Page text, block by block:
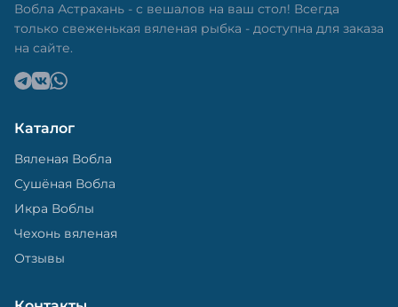
Вобла Астрахань - с вешалов на ваш стол! Всегда
только свеженькая вяленая рыбка - доступна для заказа
на сайте.
Каталог
Вяленая Вобла
Сушёная Вобла
Икра Воблы
Чехонь вяленая
Отзывы